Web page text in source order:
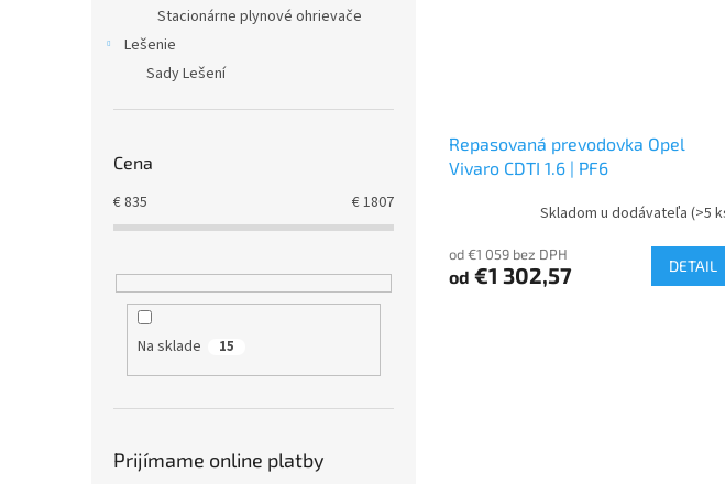
Stacionárne plynové ohrievače
Lešenie
Sady Lešení
Cena
€835 €1807
Na sklade 15
Prijímame online platby
Repasovaná prevodovka Opel
Vivaro CDTI 1.6 | PF6
Skladom u dodávateľa (>5
od €1 059 bez DPH
od €1 302,57 DETAIL